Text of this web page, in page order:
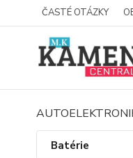
ČASTÉ OTÁZKY
Batérie